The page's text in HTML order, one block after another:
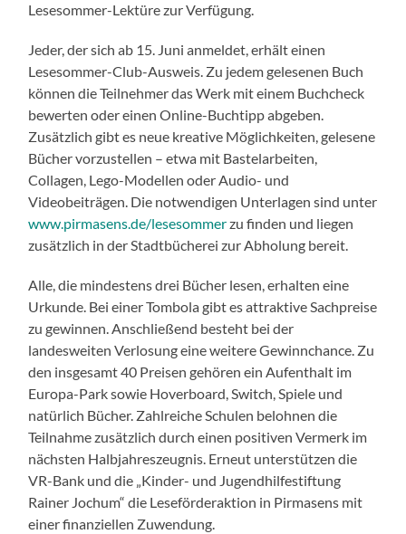
Lesesommer-Lektüre zur Verfügung.
Jeder, der sich ab 15. Juni anmeldet, erhält einen
Lesesommer-Club-Ausweis. Zu jedem gelesenen Buch
können die Teilnehmer das Werk mit einem Buchcheck
bewerten oder einen Online-Buchtipp abgeben.
Zusätzlich gibt es neue kreative Möglichkeiten, gelesene
Bücher vorzustellen – etwa mit Bastelarbeiten,
Collagen, Lego-Modellen oder Audio- und
Videobeiträgen. Die notwendigen Unterlagen sind unter
www.pirmasens.de/lesesommerzu finden und liegen
zusätzlich in der Stadtbücherei zur Abholung bereit.
Alle, die mindestens drei Bücher lesen, erhalten eine
Urkunde. Bei einer Tombola gibt es attraktive Sachpreise
zu gewinnen. Anschließend besteht bei der
landesweiten Verlosung eine weitere Gewinnchance. Zu
den insgesamt 40 Preisen gehören ein Aufenthalt im
Europa-Park sowie Hoverboard, Switch, Spiele und
natürlich Bücher. Zahlreiche Schulen belohnen die
Teilnahme zusätzlich durch einen positiven Vermerk im
nächsten Halbjahreszeugnis. Erneut unterstützen die
VR-Bank und die „Kinder- und Jugendhilfestiftung
Rainer Jochum“ die Leseförderaktion in Pirmasens mit
einer finanziellen Zuwendung.